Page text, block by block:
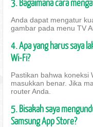
Anda dapat mengatur
gambar pada menu TV
4. Apa yang harus saya
Wi-Fi?
Pastikan bahwa koneksi
masukkan benar. Jika
router Anda.
5. Bisakah saya
Samsung App Store?